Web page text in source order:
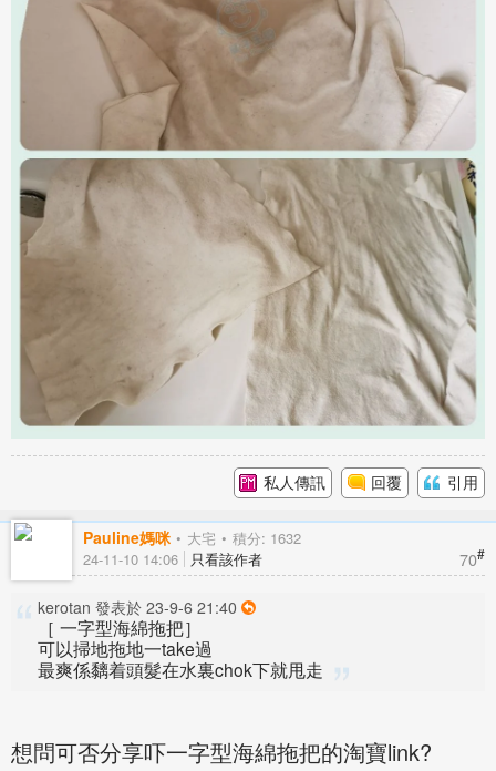
私人傳訊 回覆 引用
Pauline媽咪 大宅 積分: 1632
70#
24-11-10 14:06 只看該作者
kerotan 發表於 23-9-6 21:40
［ 一字型海綿拖把］
可以掃地拖地一take過
最爽係黐着頭髮在水裏chok下就甩走
想問可否分享吓一字型海綿拖把的淘寶link?